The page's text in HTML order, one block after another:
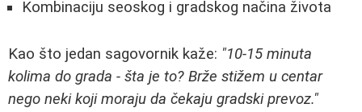
Kombinaciju seoskog i gradskog načina života
Kao što jedan sagovornik kaže: "10-15 minuta
kolima do grada - šta je to? Brže stižem u centar
nego neki koji moraju da čekaju gradski prevoz."